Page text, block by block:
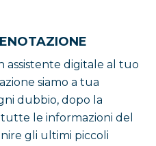
assistente digitale al tuo
siamo a tua
dubbio, dopo la
le informazioni del
gli ultimi piccoli